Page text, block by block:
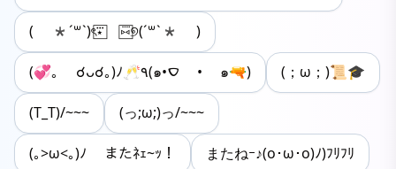
( *´꒳`)ৎ⋆⃞⃛ ⑅⃞⃜୭(´꒳`* )
(💞｡ ☌ᴗ☌｡)ﾉ🥂٩(๑•‪‎‎ࠏ • ๑🔫) (；ω；)📜🎓
(T_T)/~~~ (っ;ω;)っ/~~~
(｡>ω<｡)ﾉ またﾈｪ~ｯ！ またねｰ♪(o･ω･o)ﾉ)ﾌﾘﾌﾘ